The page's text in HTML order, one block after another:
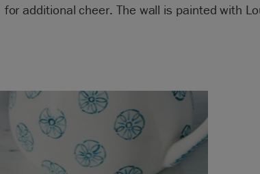
for additional cheer. The wall is painted with